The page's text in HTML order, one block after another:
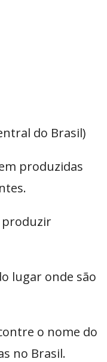
do Brasil)
produzidas
produzir
lugar onde são
o nome do
no Brasil.